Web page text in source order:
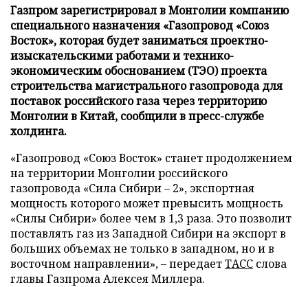
Газпром зарегистрировал в Монголии компанию
специального назначения «Газопровод «Союз
Восток», которая будет заниматься проектно-
изыскательскими работами и технико-
экономическим обоснованием (ТЭО) проекта
строительства магистрального газопровода для
поставок российского газа через территорию
Монголии в Китай, сообщили в пресс-службе
холдинга.
«Газопровод «Союз Восток» станет продолжением
на территории Монголии российского
газопровода «Сила Сибири – 2», экспортная
мощность которого может превысить мощность
«Силы Сибири» более чем в 1,3 раза. Это позволит
поставлять газ из Западной Сибири на экспорт в
больших объемах не только в западном, но и в
восточном направлении», – передаетТАСС слова
главы Газпрома Алексея Миллера.